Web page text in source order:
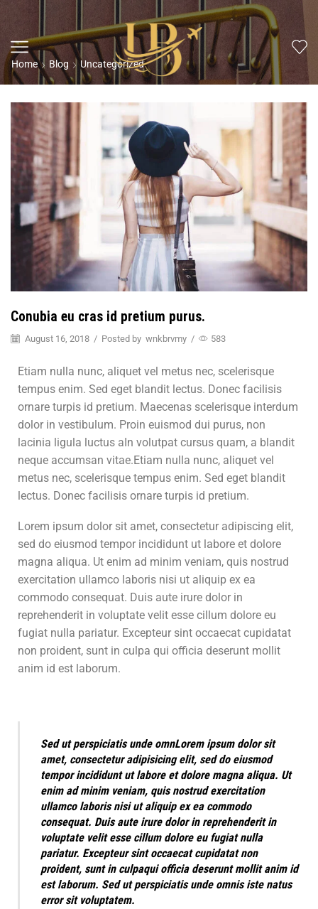
Home Blog Uncategorized
Conubia eu cras id pretium purus.
August 16, 2018 / Posted by wnkbrvmy / 583
Etiam nulla nunc, aliquet vel metus nec, scelerisque
tempus enim. Sed eget blandit lectus. Donec facilisis
ornare turpis id pretium. Maecenas scelerisque interdum
dolor in vestibulum. Proin euismod dui purus, non
lacinia ligula luctus aIn volutpat cursus quam, a blandit
neque accumsan vitae.Etiam nulla nunc, aliquet vel
metus nec, scelerisque tempus enim. Sed eget blandit
lectus. Donec facilisis ornare turpis id pretium.
Lorem ipsum dolor sit amet, consectetur adipiscing elit,
sed do eiusmod tempor incididunt ut labore et dolore
magna aliqua. Ut enim ad minim veniam, quis nostrud
exercitation ullamco laboris nisi ut aliquip ex ea
commodo consequat. Duis aute irure dolor in
reprehenderit in voluptate velit esse cillum dolore eu
fugiat nulla pariatur. Excepteur sint occaecat cupidatat
non proident, sunt in culpa qui officia deserunt mollit
anim id est laborum.
Sed ut perspiciatis unde omnLorem ipsum dolor sit
amet, consectetur adipisicing elit, sed do eiusmod
tempor incididunt ut labore et dolore magna aliqua. Ut
enim ad minim veniam, quis nostrud exercitation
ullamco laboris nisi ut aliquip ex ea commodo
consequat. Duis aute irure dolor in reprehenderit in
voluptate velit esse cillum dolore eu fugiat nulla
pariatur. Excepteur sint occaecat cupidatat non
proident, sunt in culpaqui officia deserunt mollit anim id
est laborum. Sed ut perspiciatis unde omnis iste natus
error sit voluptatem.